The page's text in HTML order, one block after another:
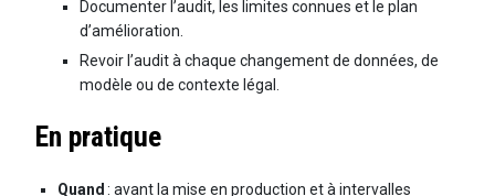
Documenter l’audit, les limites connues et le plan
d’amélioration.
Revoir l’audit à chaque changement de données, de
modèle ou de contexte légal.
En pratique
Quand : avant la mise en production et à intervalles